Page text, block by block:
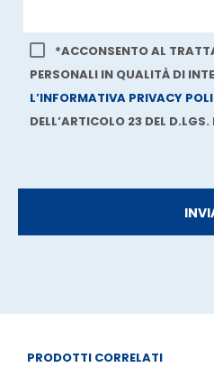
*ACCONSENTO AL
PERSONALI IN QUALITÀ DI
L’INFORMATIVA PRIVACY
DELL’ARTICOLO 23 DEL
PRODOTTI CORRELATI